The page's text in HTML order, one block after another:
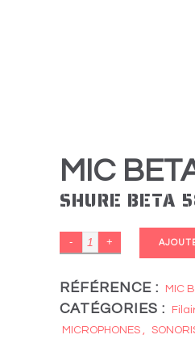
MIC
SHURE BETA
SHURE
58A
quantity
RÉFÉRENCE : MIC
CATÉGORIES :
MICROPHONES ,